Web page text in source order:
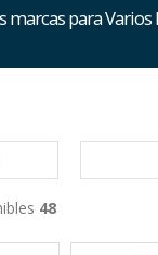
para
48